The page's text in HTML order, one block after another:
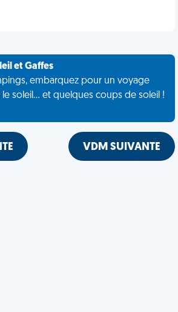
et Gaffes
embarquez pour un voyage
soleil... et quelques coups de soleil !
VDM SUIVANTE